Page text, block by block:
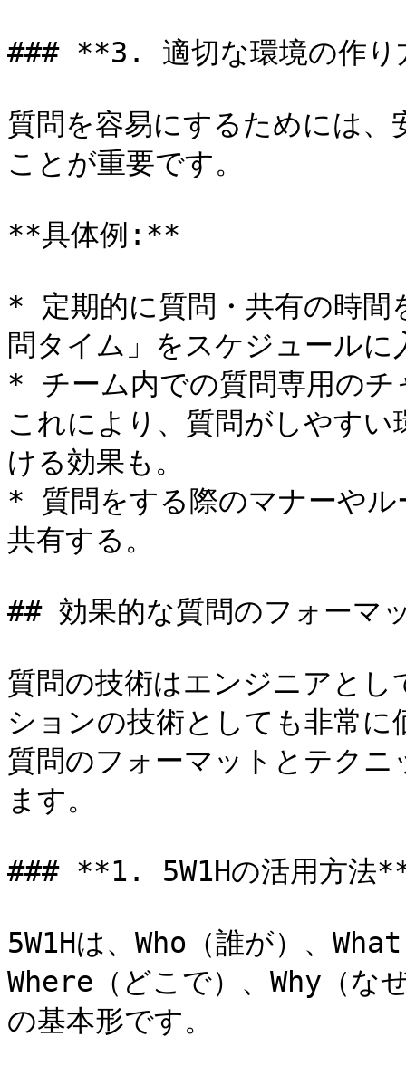
### **3. 適切な環境の作
質問を容易にするためには
ことが重要です。
**具体例:**
* 定期的に質問・共有の時
問タイム」をスケジュールに
* チーム内での質問専用のチ
これにより、質問がしやす
ける効果も。
* 質問をする際のマナーやル
共有する。
## 効果的な質問のフォーマ
質問の技術はエンジニアと
ションの技術としても非常
質問のフォーマットとテク
ます。
### **1. 5W1Hの活用方法
5W1Hは、Who（誰が）、
Where（どこで）、Why（な
の基本形です。